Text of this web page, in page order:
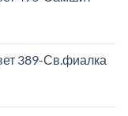
389-Св.фиалка